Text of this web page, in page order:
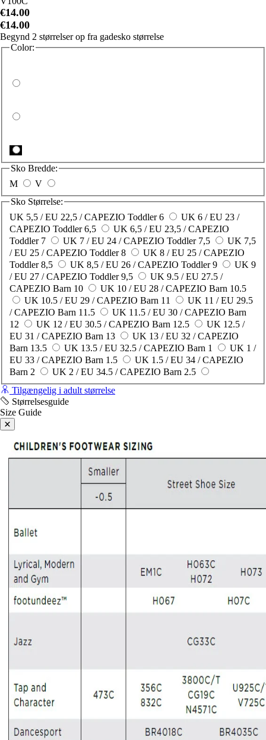
€14.00
€14.00
Begynd 2 størrelser op fra gadesko størrelse
Color:
Sko Bredde:
M
V
Sko Størrelse:
UK 5,5 / EU 22,5 / CAPEZIO Toddler 6
UK 6 / EU 23 /
CAPEZIO Toddler 6,5
UK 6,5 / EU 23,5 / CAPEZIO
Toddler 7
UK 7 / EU 24 / CAPEZIO Toddler 7,5
UK 7,5
/ EU 25 / CAPEZIO Toddler 8
UK 8 / EU 25 / CAPEZIO
Toddler 8,5
UK 8,5 / EU 26 / CAPEZIO Toddler 9
UK 9
/ EU 27 / CAPEZIO Toddler 9,5
UK 9.5 / EU 27.5 /
CAPEZIO Barn 10
UK 10 / EU 28 / CAPEZIO Barn 10.5
UK 10.5 / EU 29 / CAPEZIO Barn 11
UK 11 / EU 29.5
/ CAPEZIO Barn 11.5
UK 11.5 / EU 30 / CAPEZIO Barn
12
UK 12 / EU 30.5 / CAPEZIO Barn 12.5
UK 12.5 /
EU 31 / CAPEZIO Barn 13
UK 13 / EU 32 / CAPEZIO
Barn 13.5
UK 13.5 / EU 32.5 / CAPEZIO Barn 1
UK 1 /
EU 33 / CAPEZIO Barn 1.5
UK 1.5 / EU 34 / CAPEZIO
Barn 2
UK 2 / EU 34.5 / CAPEZIO Barn 2.5
Tilgængelig i adult størrelse
Størrelsesguide
Size Guide